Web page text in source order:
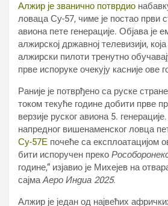
Алжир је званично потврдио
ловаца Су-57, чиме је постао први
авиона пете генерације. Објава је
алжирској државној телевизији,
алжирски пилоти тренутно
прве испоруке очекују касније ове
Раније је потврђено са руске
током текуће године добити прве
верзије руског авиона 5.
напредног вишенаменског ловца
Су-57Е почеће са експлоатацијом
бити испоручен преко
године,“ изјавио је Михејев на
сајмаАеро Индиа 2025.
Алжир је један од највећих